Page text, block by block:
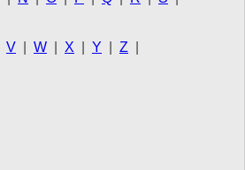
V W X Y Z